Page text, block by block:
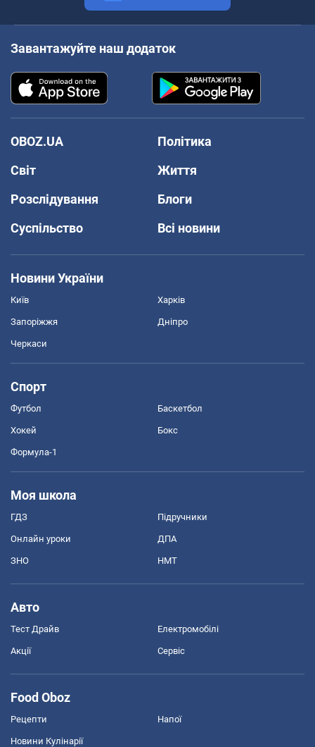
Завантажуйте наш додаток
OBOZ.UA
Політика
Світ
Життя
Розслідування
Блоги
Суспільство
Всі новини
Новини України
Київ Харків
Запоріжжя Дніпро
Черкаси
Спорт
Футбол Баскетбол
Хокей Бокс
Формула-1
Моя школа
ГДЗ Підручники
Онлайн уроки ДПА
ЗНО НМТ
Авто
Тест Драйв Електромобілі
Акції Сервіс
Food Oboz
Рецепти Напої
Новини Кулінарії